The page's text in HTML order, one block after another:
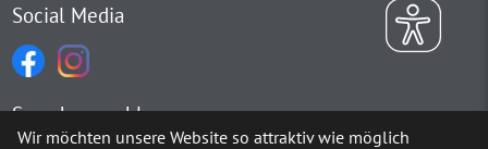
Social Media
Sprachauswahl
Wir möchten unsere Website so attraktiv wie möglich